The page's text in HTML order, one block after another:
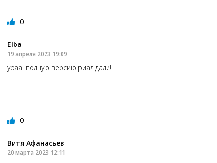
0
Elba
19 апреля 2023 19:09
ураа! полную версию риал дали!
0
Витя Афанасьев
20 марта 2023 12:11